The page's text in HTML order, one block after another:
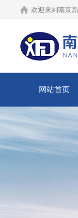
欢迎来到 南京
网站首页